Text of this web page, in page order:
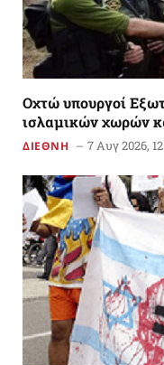
Οχτώ υπουργοί
ισλαμικών χωρών
ΔΙΕΘΝΗ 7 Αυγ 2026,